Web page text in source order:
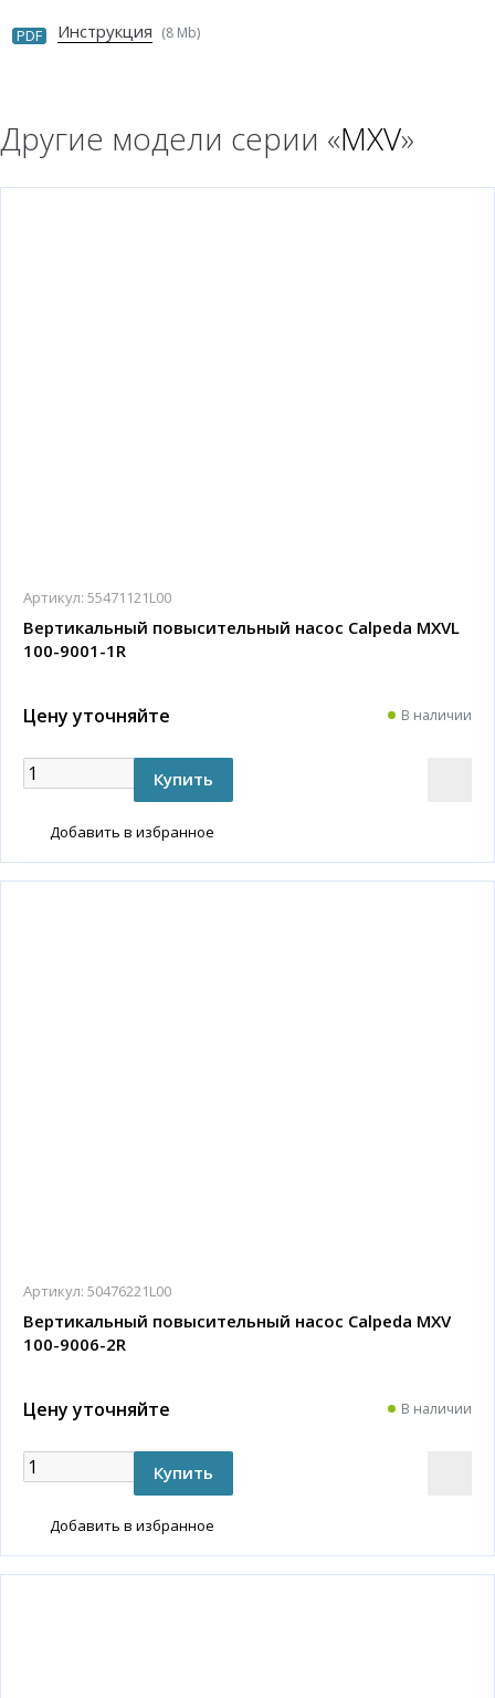
PDF Инструкция (8 Mb)
Другие модели серии «MXV»
Артикул: 55471121L00
Вертикальный повысительный насос Calpeda MXVL
100-9001-1R
Цену уточняйте В наличии
Добавить в избранное
Артикул: 50476221L00
Вертикальный повысительный насос Calpeda MXV
100-9006-2R
Цену уточняйте В наличии
Добавить в избранное